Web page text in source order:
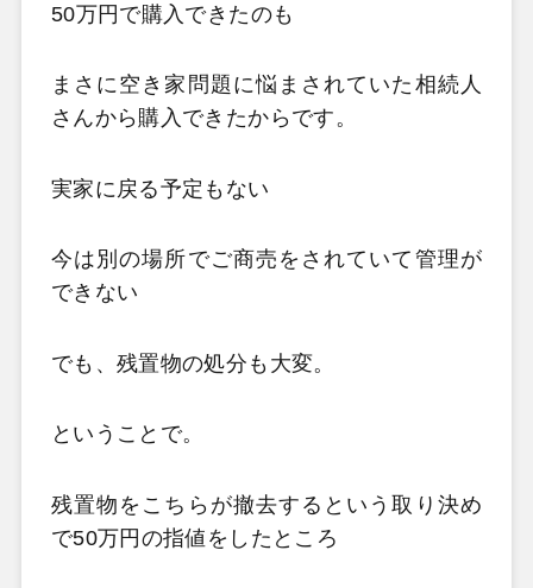
50万円で購入できたのも
まさに空き家問題に悩まされていた相続人
さんから購入できたからです。
実家に戻る予定もない
今は別の場所でご商売をされていて管理が
できない
でも、残置物の処分も大変。
ということで。
残置物をこちらが撤去するという取り決め
で50万円の指値をしたところ